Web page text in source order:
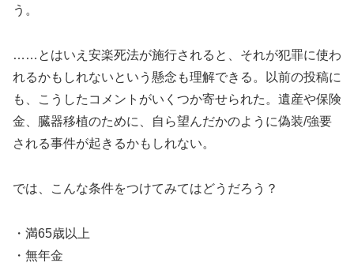
う。
……とはいえ安楽死法が施行されると、それが犯罪に使わ
れるかもしれないという懸念も理解できる。以前の投稿に
も、こうしたコメントがいくつか寄せられた。遺産や保険
金、臓器移植のために、自ら望んだかのように偽装/強要
される事件が起きるかもしれない。
では、こんな条件をつけてみてはどうだろう？
・満65歳以上
・無年金